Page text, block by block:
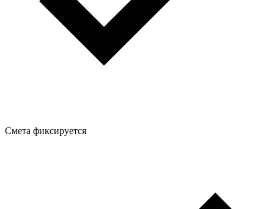
Смета фиксируется